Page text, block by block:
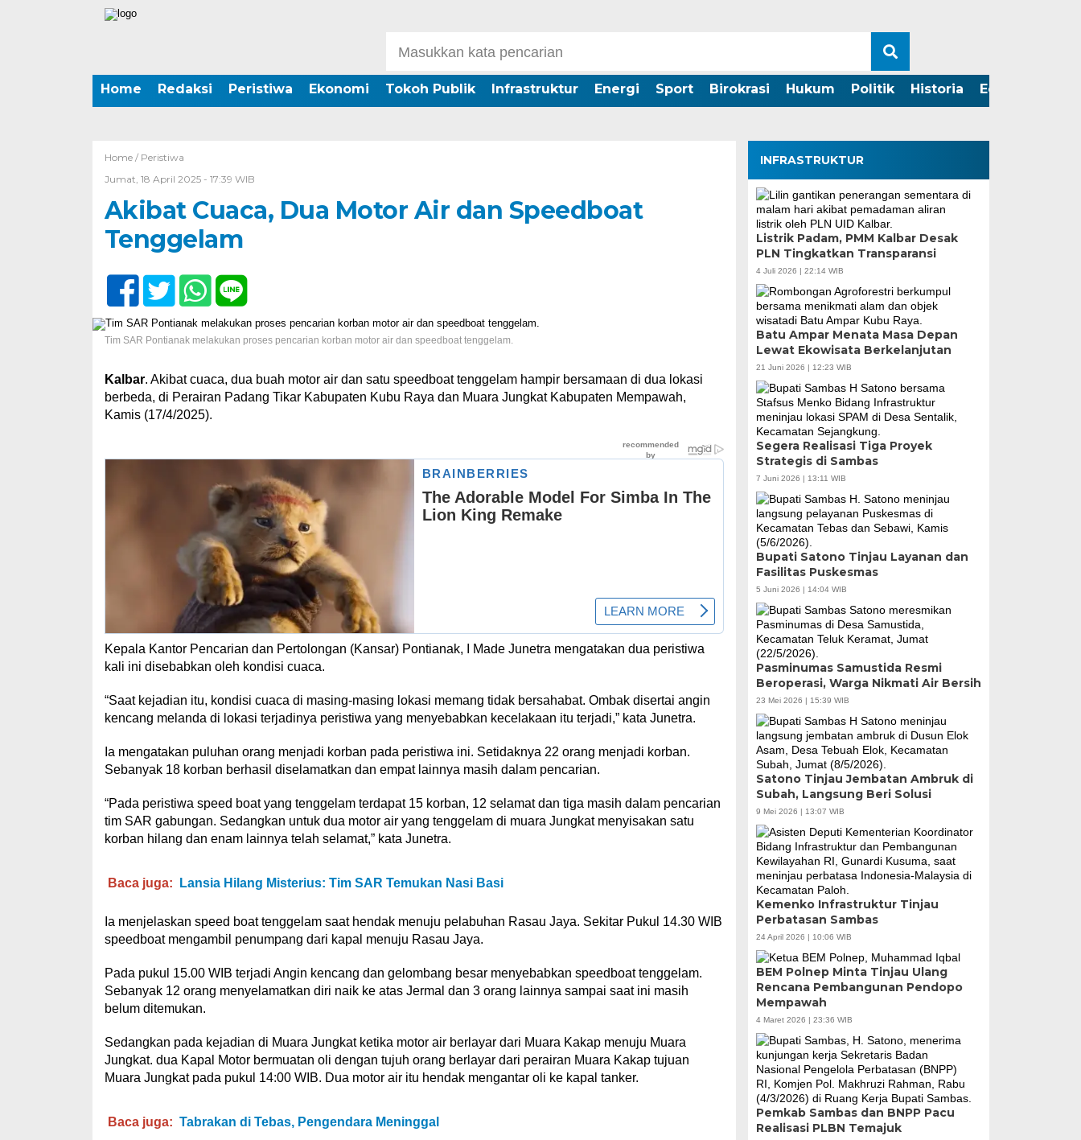
Home Redaksi Peristiwa Ekonomi Tokoh Publik Infrastruktur Energi Sport Birokrasi Hukum Politik Historia Edukasi
Home / Peristiwa
Jumat, 18 April 2025 - 17:39 WIB
Akibat Cuaca, Dua Motor Air dan Speedboat
Tenggelam
Tim SAR Pontianak melakukan proses pencarian korban motor air dan speedboat tenggelam.
Kalbar. Akibat cuaca, dua buah motor air dan satu speedboat tenggelam hampir bersamaan di dua lokasi
berbeda, di Perairan Padang Tikar Kabupaten Kubu Raya dan Muara Jungkat Kabupaten Mempawah,
Kamis (17/4/2025).
Kepala Kantor Pencarian dan Pertolongan (Kansar) Pontianak, I Made Junetra mengatakan dua peristiwa
kali ini disebabkan oleh kondisi cuaca.
“Saat kejadian itu, kondisi cuaca di masing-masing lokasi memang tidak bersahabat. Ombak disertai angin
kencang melanda di lokasi terjadinya peristiwa yang menyebabkan kecelakaan itu terjadi,” kata Junetra.
Ia mengatakan puluhan orang menjadi korban pada peristiwa ini. Setidaknya 22 orang menjadi korban.
Sebanyak 18 korban berhasil diselamatkan dan empat lainnya masih dalam pencarian.
“Pada peristiwa speed boat yang tenggelam terdapat 15 korban, 12 selamat dan tiga masih dalam pencarian
tim SAR gabungan. Sedangkan untuk dua motor air yang tenggelam di muara Jungkat menyisakan satu
korban hilang dan enam lainnya telah selamat,” kata Junetra.
Baca juga: Lansia Hilang Misterius: Tim SAR Temukan Nasi Basi
Ia menjelaskan speed boat tenggelam saat hendak menuju pelabuhan Rasau Jaya. Sekitar Pukul 14.30 WIB
speedboat mengambil penumpang dari kapal menuju Rasau Jaya.
Pada pukul 15.00 WIB terjadi Angin kencang dan gelombang besar menyebabkan speedboat tenggelam.
Sebanyak 12 orang menyelamatkan diri naik ke atas Jermal dan 3 orang lainnya sampai saat ini masih
belum ditemukan.
Sedangkan pada kejadian di Muara Jungkat ketika motor air berlayar dari Muara Kakap menuju Muara
Jungkat. dua Kapal Motor bermuatan oli dengan tujuh orang berlayar dari perairan Muara Kakap tujuan
Muara Jungkat pada pukul 14:00 WIB. Dua motor air itu hendak mengantar oli ke kapal tanker.
Baca juga: Tabrakan di Tebas, Pengendara Meninggal
INFRASTRUKTUR
Listrik Padam, PMM Kalbar Desak
PLN Tingkatkan Transparansi
4 Juli 2026 | 22:14 WIB
Batu Ampar Menata Masa Depan
Lewat Ekowisata Berkelanjutan
21 Juni 2026 | 12:23 WIB
Segera Realisasi Tiga Proyek
Strategis di Sambas
7 Juni 2026 | 13:11 WIB
Bupati Satono Tinjau Layanan dan
Fasilitas Puskesmas
5 Juni 2026 | 14:04 WIB
Pasminumas Samustida Resmi
Beroperasi, Warga Nikmati Air Bersih
23 Mei 2026 | 15:39 WIB
Satono Tinjau Jembatan Ambruk di
Subah, Langsung Beri Solusi
9 Mei 2026 | 13:07 WIB
Kemenko Infrastruktur Tinjau
Perbatasan Sambas
24 April 2026 | 10:06 WIB
BEM Polnep Minta Tinjau Ulang
Rencana Pembangunan Pendopo
Mempawah
4 Maret 2026 | 23:36 WIB
Pemkab Sambas dan BNPP Pacu
Realisasi PLBN Temajuk